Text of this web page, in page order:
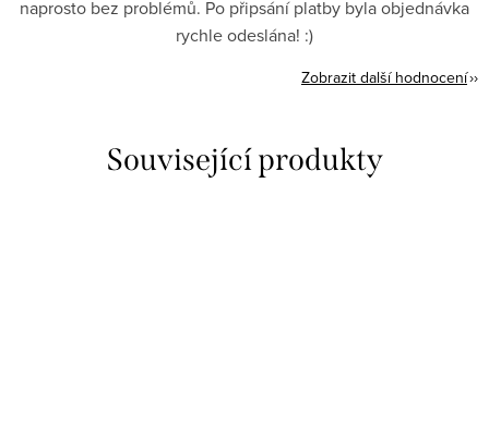
naprosto bez problémů. Po připsání platby byla objednávka
rychle odeslána! :)
Zobrazit další hodnocení
Související produkty